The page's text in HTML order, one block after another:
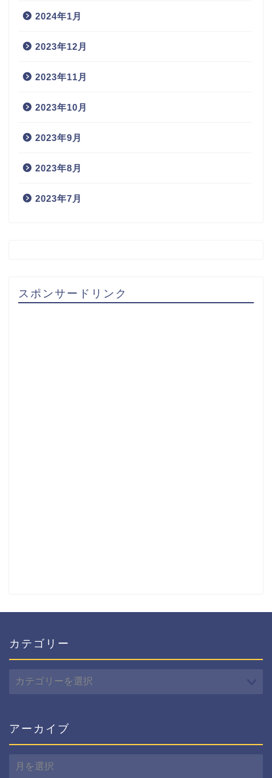
2024年1月
2023年12月
2023年11月
2023年10月
2023年9月
2023年8月
2023年7月
スポンサードリンク
カテゴリー
テ
ー
アーカイブ
ア
ー